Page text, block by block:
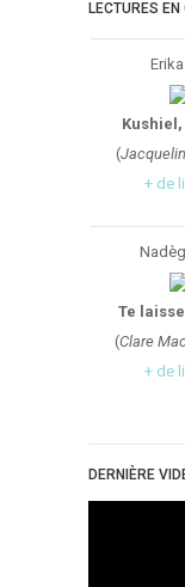
LECTURES EN
Kushiel,
(
+ de
Te
(Clare
+ de
DERNIÈRE